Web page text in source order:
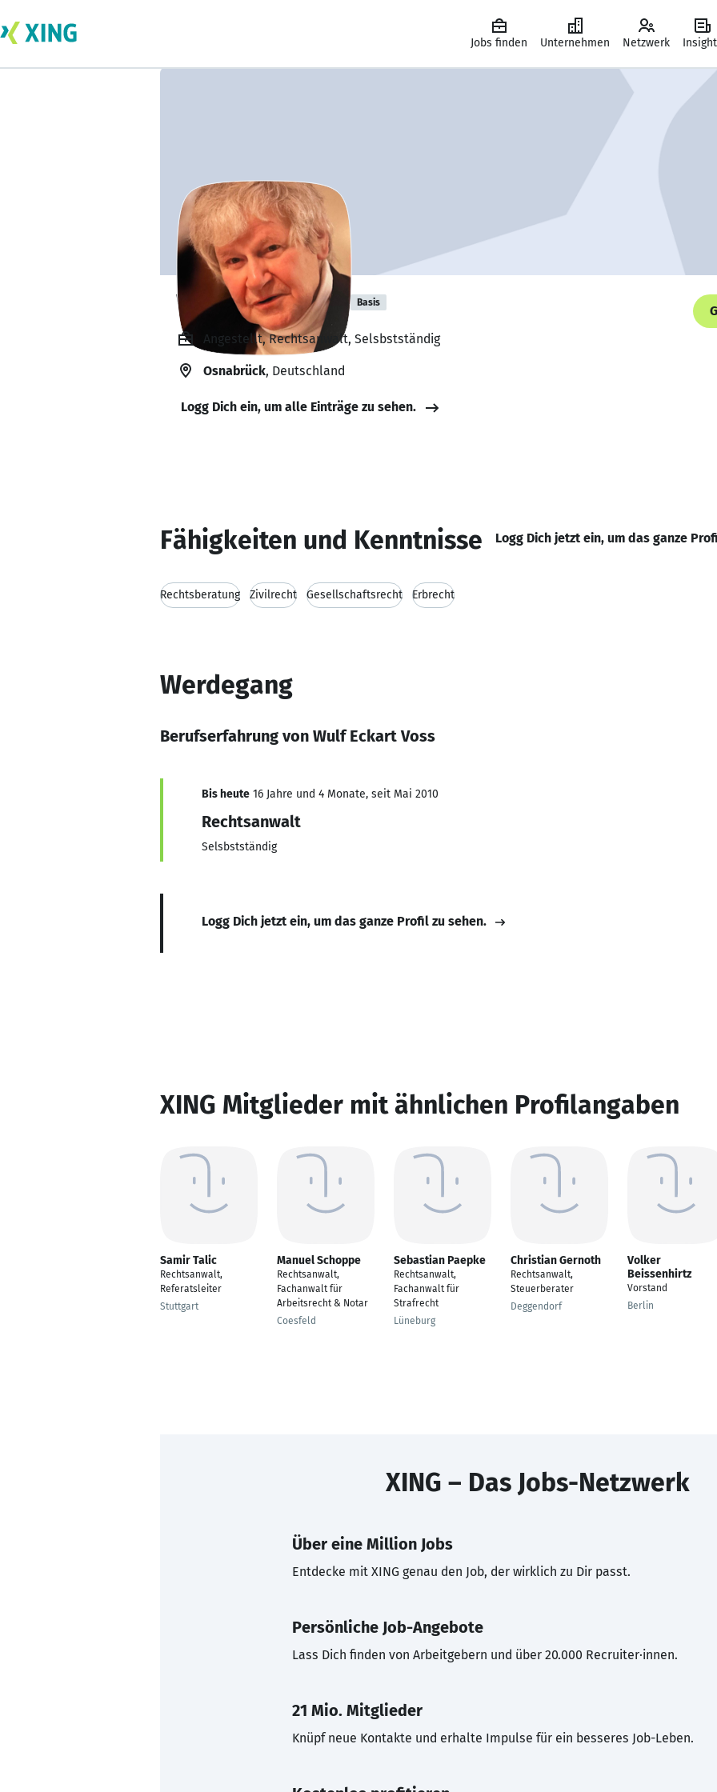
Jobs finden Unternehmen Netzwerk
Wulf Eckart Voss Basis
Angestellt, Rechtsanwalt, Selsbstständig
Osnabrück, Deutschland
Logg Dich ein, um alle Einträge zu sehen.
Fähigkeiten und Kenntnisse Logg Dich jetzt ein, um das ganze
Rechtsberatung Zivilrecht Gesellschaftsrecht Erbrecht
Werdegang
Berufserfahrung von Wulf Eckart Voss
Bis heute 16 Jahre und 4 Monate, seit Mai 2010
Rechtsanwalt
Selsbstständig
Logg Dich jetzt ein, um das ganze Profil zu sehen.
XING Mitglieder mit ähnlichen Profilangaben
Samir Talic
Rechtsanwalt,
Referatsleiter
Stuttgart
Manuel Schoppe
Rechtsanwalt,
Fachanwalt für
Arbeitsrecht & Notar
Coesfeld
Sebastian Paepke
Rechtsanwalt,
Fachanwalt für
Strafrecht
Lüneburg
Christian Gernoth
Rechtsanwalt,
Steuerberater
Deggendorf
Volker
Beissenhirtz
Vorstand
Berlin
XING – Das Jobs-Netzwerk
Über eine Million Jobs
Entdecke mit XING genau den Job, der wirklich zu Dir passt.
Persönliche Job-Angebote
Lass Dich finden von Arbeitgebern und über 20.000 Recruiter·innen.
21 Mio. Mitglieder
Knüpf neue Kontakte und erhalte Impulse für ein besseres Job-Leben.